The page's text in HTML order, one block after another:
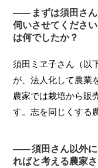
―― まずは須田さ
伺いさせてくださ
は何でしたか？
須田ミヱ子さん（以
が、法人化して農業
農家では栽培から販
す。志を同じくする
―― 須田さん以外
ればと考える農家